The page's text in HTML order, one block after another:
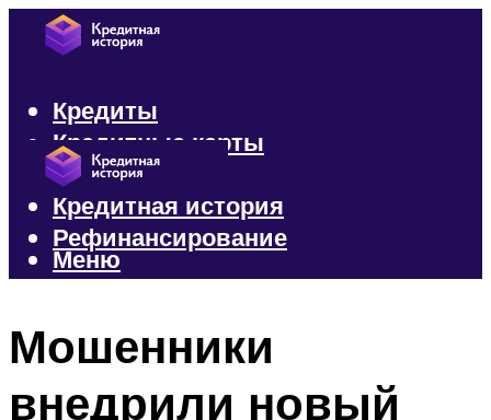
Кредиты
Кредитные карты
Микрозаймы
Кредитная история
Рефинансирование
Меню
Мошенники
внедрили новый